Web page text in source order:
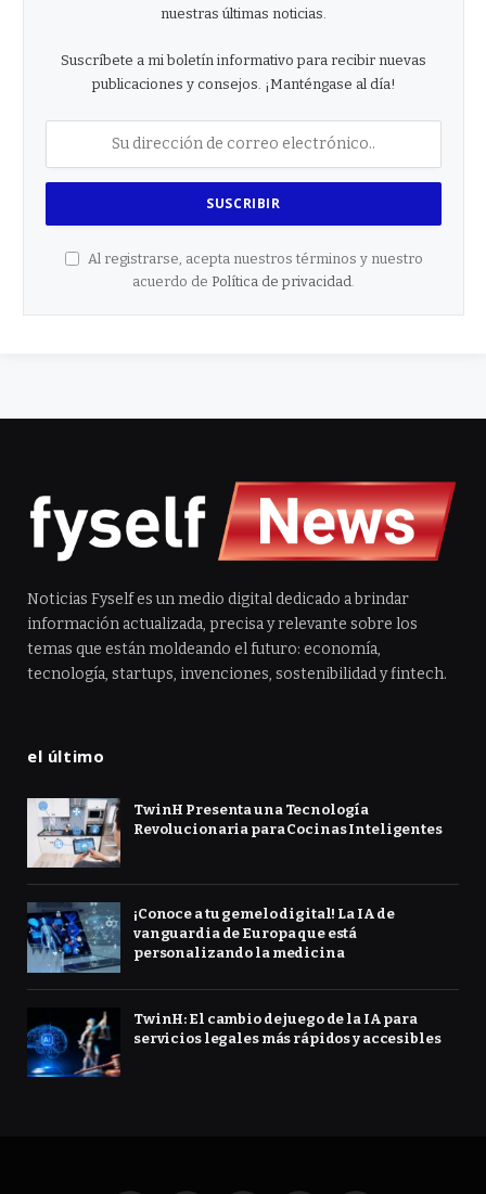
nuestras últimas noticias.
Suscríbete a mi boletín informativo para recibir nuevas
publicaciones y consejos. ¡Manténgase al día!
Al registrarse, acepta nuestros términos y nuestro
acuerdo de Política de privacidad
Noticias Fyself es un medio digital dedicado a brindar
información actualizada, precisa y relevante sobre los
temas que están moldeando el futuro: economía,
tecnología, startups, invenciones, sostenibilidad y fintech.
el último
TwinH Presenta una Tecnología
Revolucionaria para Cocinas Inteligentes
¡Conoce a tu gemelo digital! La IA de
vanguardia de Europa que está
personalizando la medicina
TwinH: El cambio de juego de la IA para
servicios legales más rápidos y accesibles